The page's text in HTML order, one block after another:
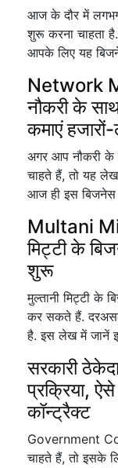
आज के दौर में
शुरू करना चाहता
आपके लिए यह
Network
नौकरी के
कमाएं
अगर आप नौकरी के
चाहते हैं, तो यह
आज ही इस
Multani
मिट्टी के
शुरू
मुल्तानी मिट्टी के
कर सकते हैं.
है. इस लेख में जानें
सरकारी
प्रक्रिया,
कॉन्ट्रैक्ट
Government
चाहते हैं, तो इसके